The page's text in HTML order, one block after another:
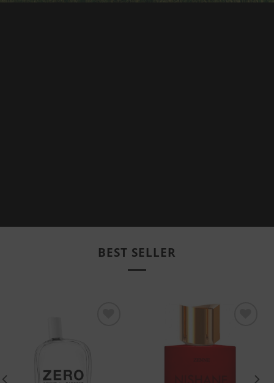
BEST SELLER
alla lista
Aggiungi
alla lista